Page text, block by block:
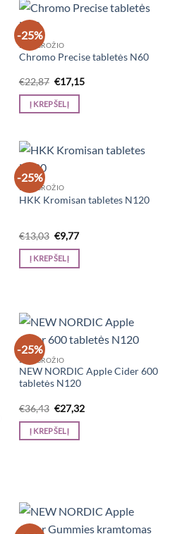
-25%
DĖL GROŽIO
Chromo Precise tabletės N60
€22,87 Original
price
was:
€22,87.
€17,15Current
Į KREPŠELĮ
-25%
DĖL GROŽIO
HKK Kromisan tabletes N120
€13,03 Original
price
was:
€13,03.
€9,77Current
is:
Į KREPŠELĮ
-25%
DĖL GROŽIO
NEW NORDIC Apple Cider 600
tabletės N120
€36,43 Original
price
was:
€36,43.
€27,32Current
Į KREPŠELĮ